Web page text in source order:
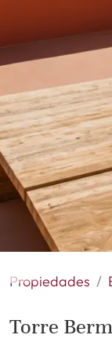
Propiedades
Torre